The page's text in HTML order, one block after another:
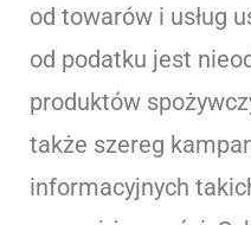
od towarów i usług
od podatku jest
produktów
także szereg
informacyjnych